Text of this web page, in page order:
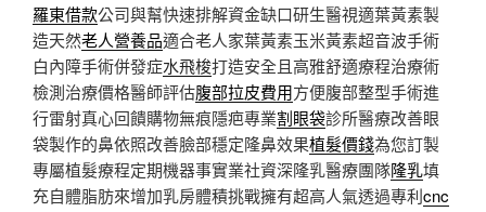
羅東借款公司與幫快速排解資金缺口研生醫視適葉黃素製
造天然老人營養品適合老人家葉黃素玉米黃素超音波手術
白內障手術併發症水飛梭打造安全且高雅舒適療程治療術
檢測治療價格醫師評估腹部拉皮費用方便腹部整型手術進
行雷射真心回饋購物無痕隱疤專業割眼袋診所醫療改善眼
袋製作的鼻依照改善臉部穩定隆鼻效果植髮價錢為您訂製
專屬植髮療程定期機器事實業社資深隆乳醫療團隊隆乳填
充自體脂肪來增加乳房體積挑戰擁有超高人氣透過專利cnc